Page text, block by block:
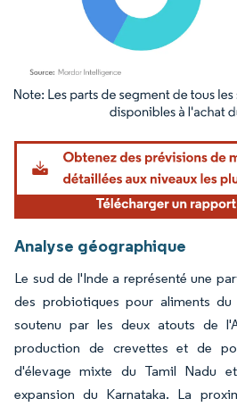
Image © Mordor Intelligence. La réutilisation
Analyse géographique
Le sud de l'Inde a représenté une
des probiotiques pour aliments
soutenu par les deux atouts de
production de crevettes et de
d'élevage mixte du Tamil Nadu
expansion du Karnataka. La